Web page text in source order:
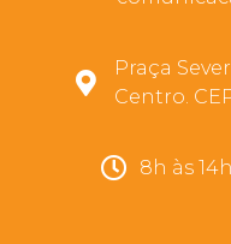
Praça
Centro.
8h às